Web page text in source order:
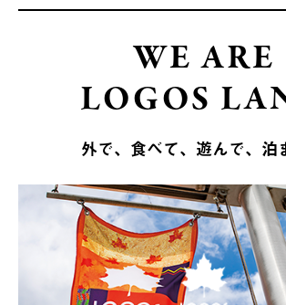
WE ARE
LOGOS
外で、食べて、遊んで、泊